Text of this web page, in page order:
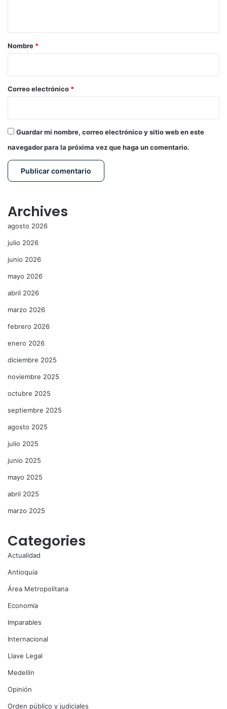
r
*
Nombre *
Correo electrónico *
Guardar mi nombre, correo electrónico y sitio web en este
navegador para la próxima vez que haga un comentario.
Archives
agosto 2026
julio 2026
junio 2026
mayo 2026
abril 2026
marzo 2026
febrero 2026
enero 2026
diciembre 2025
noviembre 2025
octubre 2025
septiembre 2025
agosto 2025
julio 2025
junio 2025
mayo 2025
abril 2025
marzo 2025
Categories
Actualidad
Antioquia
Área Metropolitana
Economía
Imparables
Internacional
Llave Legal
Medellín
Opinión
Orden público y judiciales